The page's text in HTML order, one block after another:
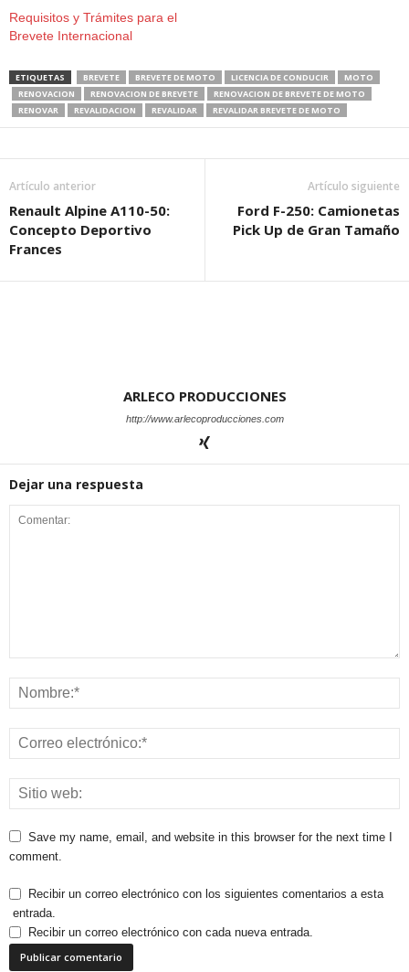
Requisitos y Trámites para el
Brevete Internacional
ETIQUETAS BREVETE BREVETE DE MOTO LICENCIA DE CONDUCIR
MOTO
RENOVACION
RENOVACION DE BREVETE
RENOVACION DE BREVETE DE MOTO
RENOVAR
REVALIDACION REVALIDAR REVALIDAR BREVETE DE MOTO
Artículo anterior
Renault Alpine A110-50:
Concepto Deportivo
Frances
Artículo siguiente
Ford F-250: Camionetas
Pick Up de Gran Tamaño
ARLECO PRODUCCIONES
http://www.arlecoproducciones.com
Dejar una respuesta
Save my name, email, and website in this browser for the next time I
comment.
Recibir un correo electrónico con los siguientes comentarios a esta
entrada.
Recibir un correo electrónico con cada nueva entrada.